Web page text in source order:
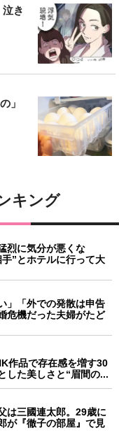
き
」
キング
烈に気分が悪くな
”とホテルに行って大
」「外での発散は申告
危機だった夫婦がたど
作品で存在感を増す30
した美しさと“眉間の...
は三國連太郎。29歳に
が『徹子の部屋』で見